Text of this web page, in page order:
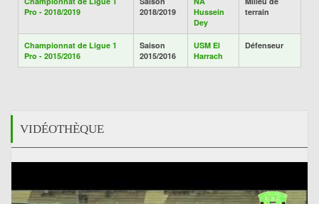
Pro - 2018/2019
2018/2019
Hussein
Dey
terrain
Championnat de Ligue 1
Pro - 2015/2016
Saison
2015/2016
USM El
Harrach
Défenseur
VIDÉOTHÈQUE